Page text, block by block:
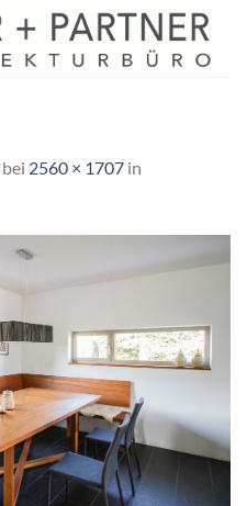
bei 2560 × 1707 in